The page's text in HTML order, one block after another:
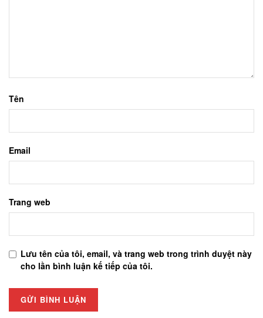
Tên
Email
Trang web
Lưu tên của tôi, email, và trang web trong trình duyệt này
cho lần bình luận kế tiếp của tôi.